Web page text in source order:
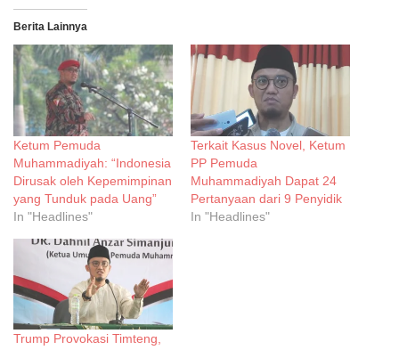
Berita Lainnya
Ketum Pemuda
Muhammadiyah: “Indonesia
Dirusak oleh Kepemimpinan
yang Tunduk pada Uang”
In "Headlines"
Terkait Kasus Novel, Ketum
PP Pemuda
Muhammadiyah Dapat 24
Pertanyaan dari 9 Penyidik
In "Headlines"
Trump Provokasi Timteng,